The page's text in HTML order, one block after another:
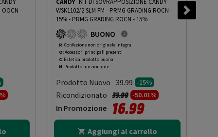
OOCN -
da
CANDY KIT DI SOVRAPPOSIZIONE CANDY
WSK1102/2 SLM FM - PRMG GRADING ROCN -
15%- PRMG GRADING ROCN - 15%
BUONO
R: Confezione non originale integra
O: Accessori principali presenti
C: Estetica prodotto buona
N: Prodotto funzionante
Prodotto Nuovo 39.99 -15%
Ricondizionato Prezzo ridotto da
33.99a-50.01%
In Promozione 16.99
Aggiungi al carrello